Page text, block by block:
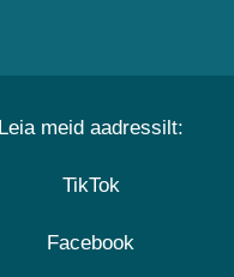
Leia meid aadressilt:
TikTok
Facebook